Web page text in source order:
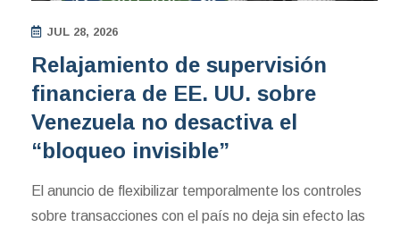
JUL 28, 2026
Relajamiento de supervisión
financiera de EE. UU. sobre
Venezuela no desactiva el
“bloqueo invisible”
El anuncio de flexibilizar temporalmente los controles
sobre transacciones con el país no deja sin efecto las